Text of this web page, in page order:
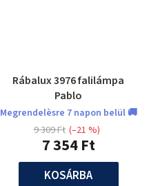
Rábalux 3976 falilámpa
Pablo
Megrendelèsre 7 napon belül 🚚
7 354 Ft
9 309 Ft (–21 %)
KOSÁRBA